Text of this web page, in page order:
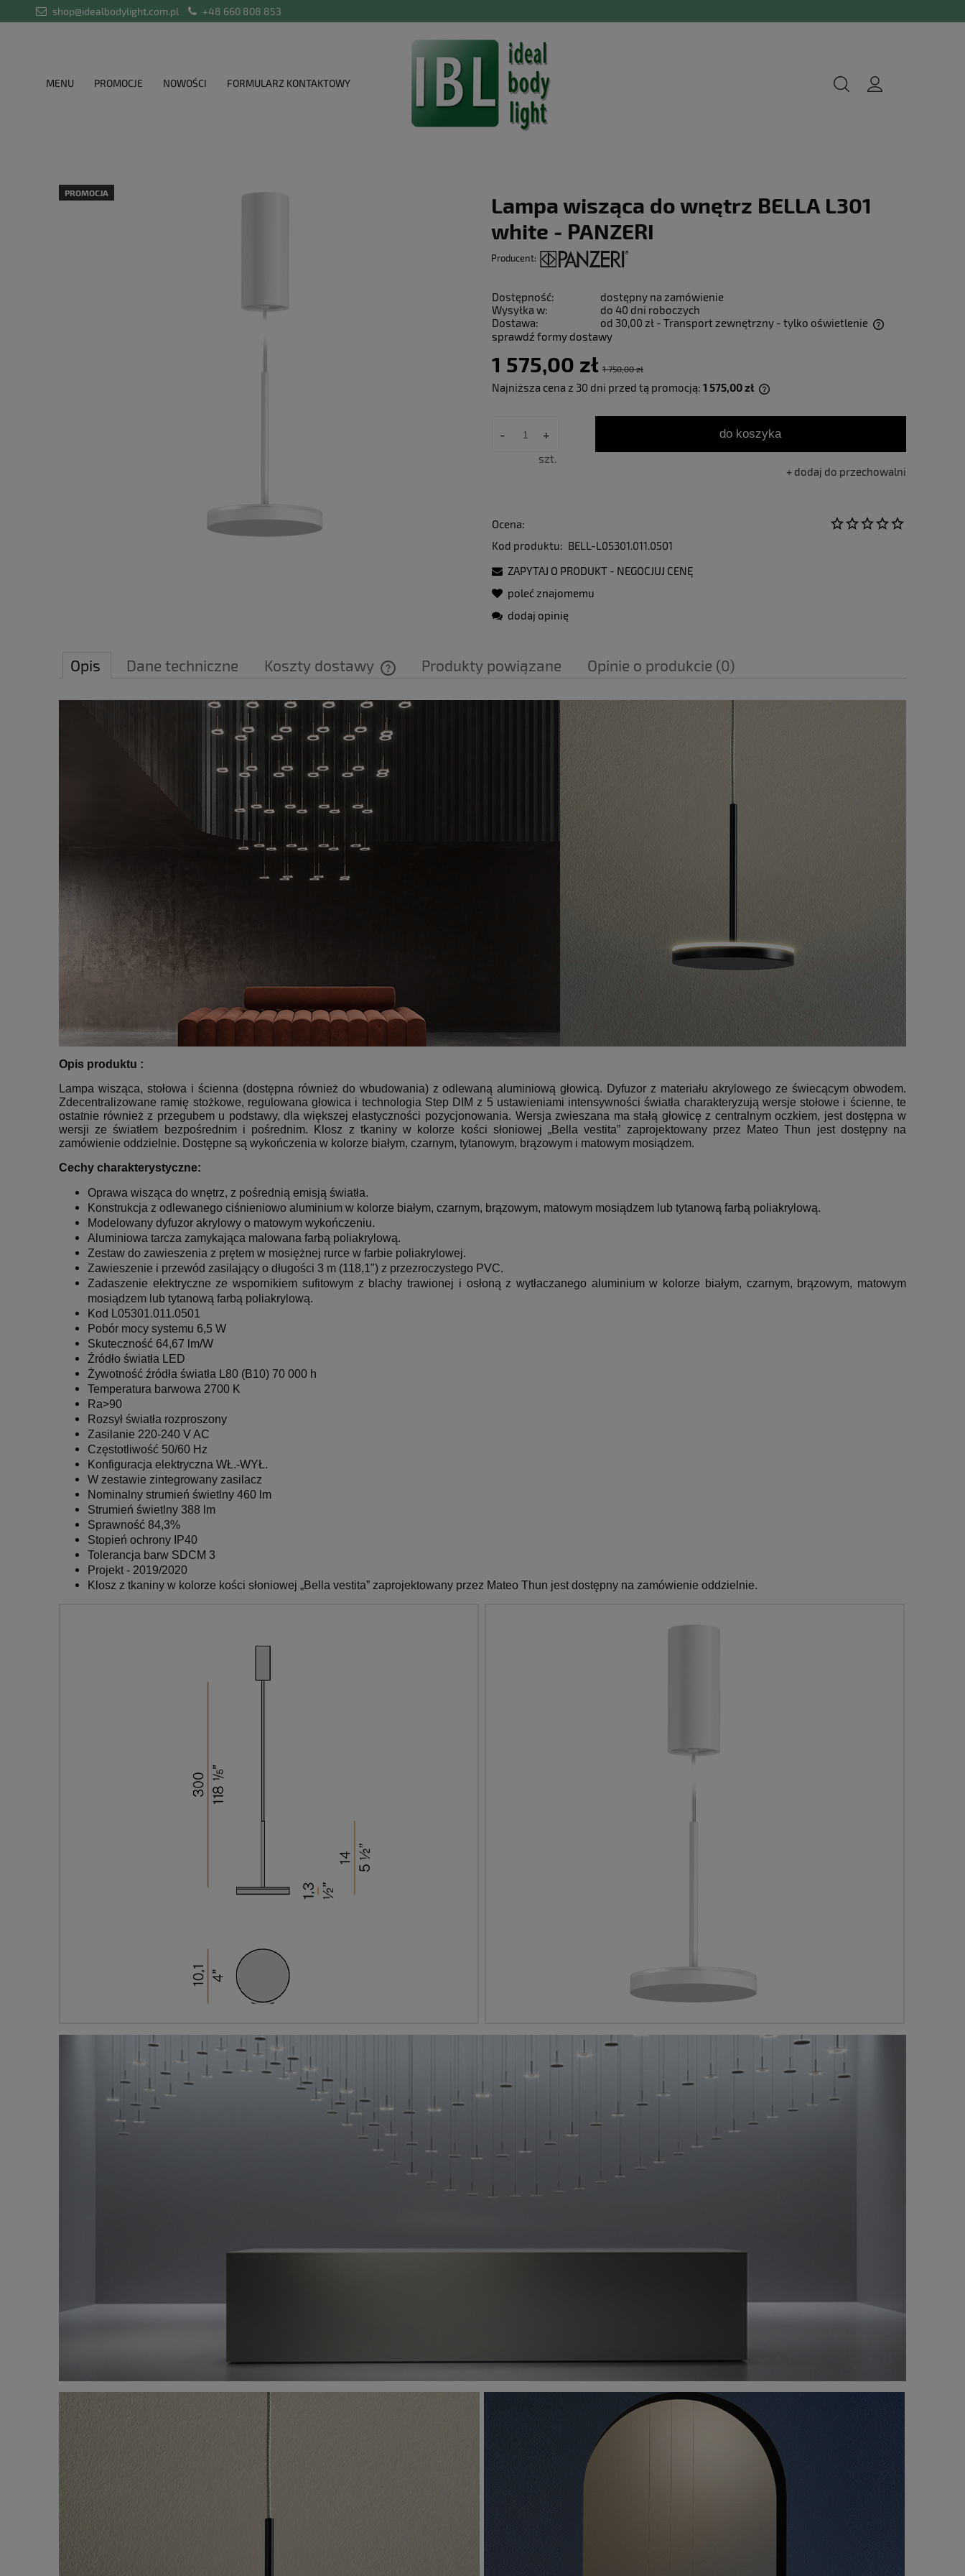
shop@idealbodylight.com.pl +48 660 808 853
MENU PROMOCJE NOWOŚCI FORMULARZ KONTAKTOWY
Lampa wisząca do wnętrz BELLA L301
white - PANZERI
Producent:
PROMOCJA
Dostępność:
dostępny na zamówienie
Wysyłka w:
do 40 dni roboczych
Dostawa:
od 30,00 zł - Transport zewnętrzny - tylko oświetlenie
sprawdź formy dostawy
1 575,00 zł 1 750,00 zł
Najniższa cena z 30 dni przed tą promocją: 1 575,00 zł
Jeżeli produkt jest sprzedawany krócej niż
30 dni, wyświetlana jest najniższa cena od
- +
szt.
do koszyka
dodaj do przechowalni
Ocena:
Kod produktu: BELL-L05301.011.0501
ZAPYTAJ O PRODUKT - NEGOCJUJ CENĘ
poleć znajomemu
dodaj opinię
Opis Dane techniczne Koszty dostawy
Cena nie zawiera ewentualnych kosztów
Produkty powiązane Opinie o produkcie (0)
Opis produktu :
Lampa wisząca, stołowa i ścienna (dostępna również do wbudowania) z odlewaną aluminiową głowicą. Dyfuzor z materiału akrylowego ze świecącym obwodem.
Zdecentralizowane ramię stożkowe, regulowana głowica i technologia Step DIM z 5 ustawieniami intensywności światła charakteryzują wersje stołowe i ścienne, te
ostatnie również z przegubem u podstawy, dla większej elastyczności pozycjonowania. Wersja zwieszana ma stałą głowicę z centralnym oczkiem, jest dostępna w
wersji ze światłem bezpośrednim i pośrednim. Klosz z tkaniny w kolorze kości słoniowej „Bella vestita” zaprojektowany przez Mateo Thun jest dostępny na
zamówienie oddzielnie. Dostępne są wykończenia w kolorze białym, czarnym, tytanowym, brązowym i matowym mosiądzem.
Cechy charakterystyczne:
Oprawa wisząca do wnętrz, z pośrednią emisją światła.
Konstrukcja z odlewanego ciśnieniowo aluminium w kolorze białym, czarnym, brązowym, matowym mosiądzem lub tytanową farbą poliakrylową.
Modelowany dyfuzor akrylowy o matowym wykończeniu.
Aluminiowa tarcza zamykająca malowana farbą poliakrylową.
Zestaw do zawieszenia z prętem w mosiężnej rurce w farbie poliakrylowej.
Zawieszenie i przewód zasilający o długości 3 m (118,1") z przezroczystego PVC.
Zadaszenie elektryczne ze wspornikiem sufitowym z blachy trawionej i osłoną z wytłaczanego aluminium w kolorze białym, czarnym, brązowym, matowym
mosiądzem lub tytanową farbą poliakrylową.
Kod L05301.011.0501
Pobór mocy systemu 6,5 W
Skuteczność 64,67 lm/W
Źródło światła LED
Żywotność źródła światła L80 (B10) 70 000 h
Temperatura barwowa 2700 K
Ra>90
Rozsył światła rozproszony
Zasilanie 220-240 V AC
Częstotliwość 50/60 Hz
Konfiguracja elektryczna WŁ.-WYŁ.
W zestawie zintegrowany zasilacz
Nominalny strumień świetlny 460 lm
Strumień świetlny 388 lm
Sprawność 84,3%
Stopień ochrony IP40
Tolerancja barw SDCM 3
Projekt - 2019/2020
Klosz z tkaniny w kolorze kości słoniowej „Bella vestita” zaprojektowany przez Mateo Thun jest dostępny na zamówienie oddzielnie.